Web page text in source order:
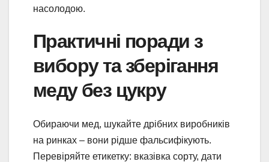
насолодою.
Практичні поради з
вибору та зберігання
меду без цукру
Обираючи мед, шукайте дрібних виробників
на ринках – вони рідше фальсифікують.
Перевіряйте етикетку: вказівка сорту, дати